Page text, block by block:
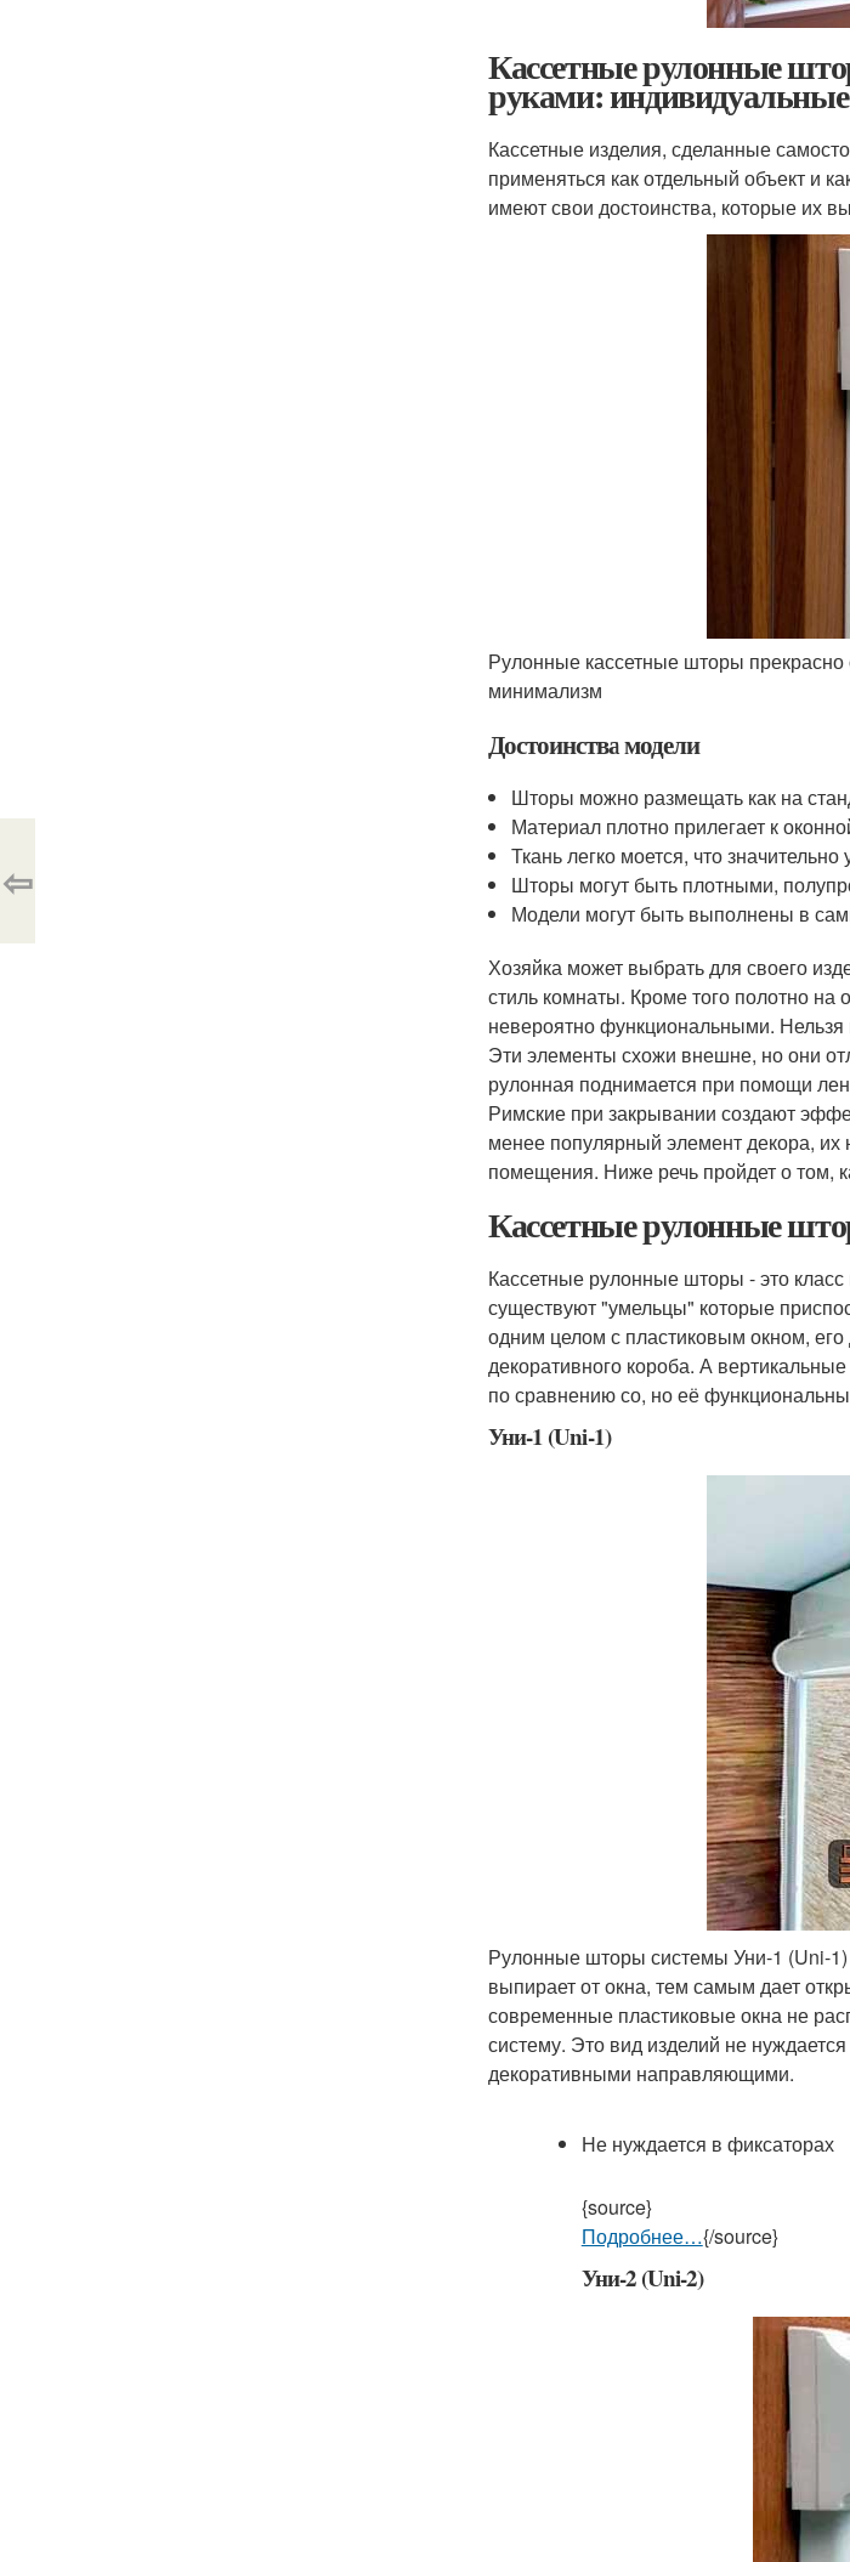
Кассетные рулонные
руками:
Кассетные изделия, сделанные
применяться как отдельный объект и
имеют свои достоинства, которые их
Рулонные кассетные шторы прекрасно
минимализм
Достоинства модели
Шторы можно размещать как на
Материал плотно прилегает к
Ткань легко моется, что
Шторы могут быть плотными,
Модели могут быть выполнены в
Хозяйка может выбрать для своего
стиль комнаты. Кроме того полотно
невероятно функциональными.
Эти элементы схожи внешне, но они
рулонная поднимается при помощи
Римские при закрывании создают
менее популярный элемент декора,
помещения. Ниже речь пройдет о том,
Кассетные рулонные
Кассетные рулонные шторы - это
существуют "умельцы" которые
одним целом с пластиковым окном,
декоративного короба. А
по сравнению со, но её
Уни-1 (Uni-1)
Рулонные шторы системы Уни-1 (Uni-
выпирает от окна, тем самым дает
современные пластиковые окна не
систему. Это вид изделий не
декоративными направляющими.
Не нуждается в фиксаторах
{source}
Подробнее…{/source}
Уни-2 (Uni-2)
⇦